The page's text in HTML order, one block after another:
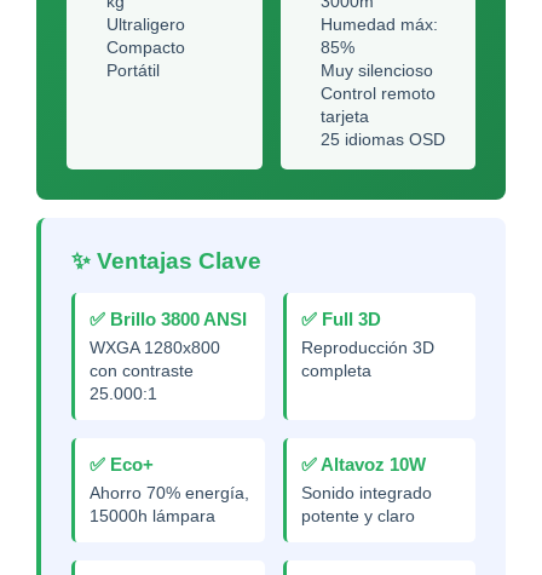
Ultraligero
Compacto
Portátil
Humedad máx:
85%
Muy silencioso
Control remoto
tarjeta
25 idiomas OSD
✨ Ventajas Clave
✅ Brillo 3800 ANSI
WXGA 1280x800
con contraste
25.000:1
✅ Full 3D
Reproducción 3D
completa
✅ Eco+
Ahorro 70% energía,
15000h lámpara
✅ Altavoz 10W
Sonido integrado
potente y claro